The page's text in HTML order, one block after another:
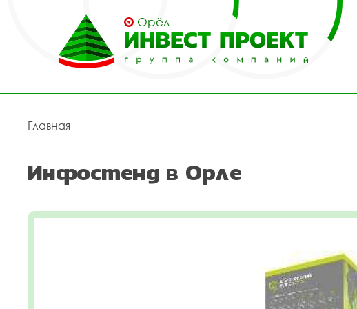
Орёл
Главная
Инфостенд в Орле